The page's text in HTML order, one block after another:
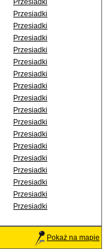
Przesiadki
Przesiadki
Przesiadki
Przesiadki
Przesiadki
Przesiadki
Przesiadki
Przesiadki
Przesiadki
Przesiadki
Przesiadki
Przesiadki
Przesiadki
Przesiadki
Przesiadki
Przesiadki
Przesiadki
Przesiadki
Pokaż na mapie